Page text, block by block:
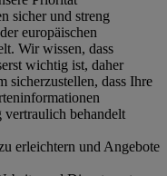
sicher und streng
europäischen
Wir wissen, dass
wichtig ist, daher
sicherzustellen, dass Ihre
behandelt
erleichtern und Angebote